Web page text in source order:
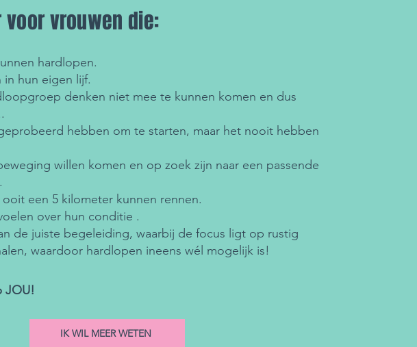
vrouwen die:
hardlopen.
in hun eigen lijf.
denken niet mee te kunnen komen en dus
hebben om te starten, maar het nooit hebben
willen komen en op zoek zijn naar een passende
een 5 kilometer kunnen rennen.
over hun conditie .
de juiste begeleiding, waarbij de focus ligt op rustig
waardoor hardlopen ineens wél mogelijk is!
JOU!
IK WIL MEER WETEN